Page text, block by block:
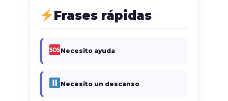
Frases rápidas
Necesito ayuda
Necesito un descanso